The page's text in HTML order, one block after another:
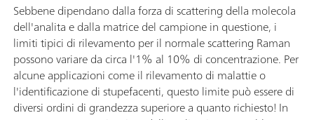
Sebbene dipendano dalla forza di scattering della molecola
dell'analita e dalla matrice del campione in questione, i
limiti tipici di rilevamento per il normale scattering Raman
possono variare da circa l'1% al 10% di concentrazione. Per
alcune applicazioni come il rilevamento di malattie o
l'identificazione di stupefacenti, questo limite può essere di
diversi ordini di grandezza superiore a quanto richiesto! In